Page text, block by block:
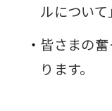
ルについて
皆さまの
ります。